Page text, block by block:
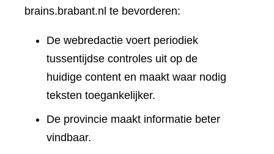
brains.brabant.nl te bevorderen:
De webredactie voert periodiek
tussentijdse controles uit op de
huidige content en maakt waar nodig
teksten toegankelijker.
De provincie maakt informatie beter
vindbaar.